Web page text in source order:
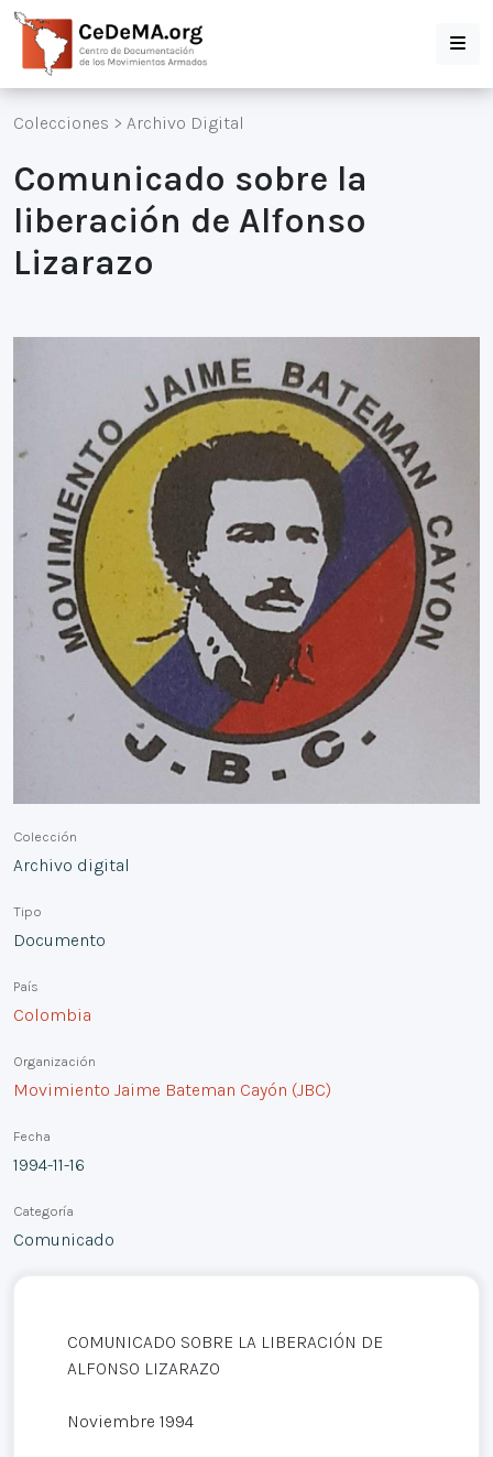
Colecciones > Archivo Digital
Comunicado sobre la
liberación de Alfonso
Lizarazo
Colección
Archivo digital
Tipo
Documento
País
Colombia
Organización
Movimiento Jaime Bateman Cayón (JBC)
Fecha
1994-11-16
Categoría
Comunicado
COMUNICADO SOBRE LA LIBERACIÓN DE
ALFONSO LIZARAZO
Noviembre 1994